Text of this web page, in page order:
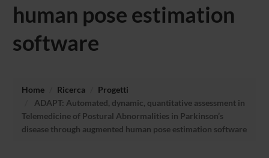
human pose estimation
software
Home Ricerca
Progetti
ADAPT: Automated, dynamic, quantitative assessment in
Telemedicine of Postural Abnormalities in Parkinson’s
disease through augmented human pose estimation software